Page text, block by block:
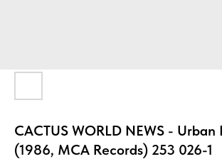
CACTUS WORLD NEWS - Urban
(1986, MCA Records) 253 026-1